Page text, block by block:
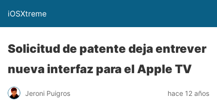
iOSXtreme
Solicitud de patente deja entrever
nueva interfaz para el Apple TV
Jeroni Puigros hace 12 años